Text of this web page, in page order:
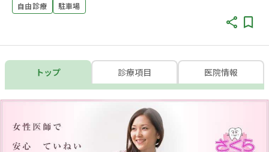
自由診療 駐車場
トップ 診療項目 医院情報